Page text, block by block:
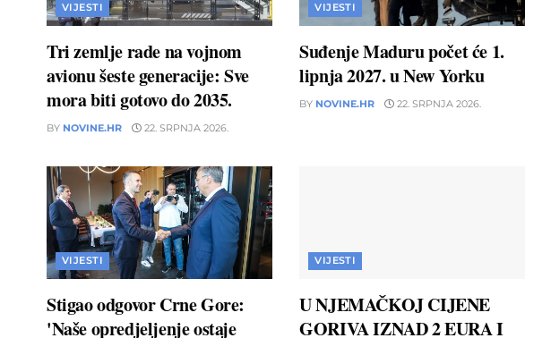
VIJESTI
Tri zemlje rade na vojnom
avionu šeste generacije: Sve
mora biti gotovo do 2035.
BY NOVINE.HR 22. SRPNJA 2026.
VIJESTI
Suđenje Maduru počet će 1.
lipnja 2027. u New Yorku
BY NOVINE.HR 22. SRPNJA 2026.
VIJESTI
Stigao odgovor Crne Gore:
'Naše opredjeljenje ostaje
VIJESTI
U NJEMAČKOJ CIJENE
GORIVA IZNAD 2 EURA I